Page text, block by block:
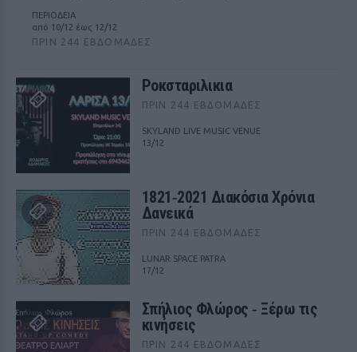
ΠΕΡΙΟΔΕΙΑ
από 10/12 έως 12/12
ΠΡΙΝ 244 ΕΒΔΟΜΆΔΕΣ
Ροκσταριλικια
ΠΡΙΝ 244 ΕΒΔΟΜΆΔΕΣ
SKYLAND LIVE MUSIC VENUE
13/12
1821‑2021 Διακόσια Χρόνια
Δανεικά
ΠΡΙΝ 244 ΕΒΔΟΜΆΔΕΣ
LUNAR SPACE PATRA
17/12
Σπήλιος Φλώρος ‑ Ξέρω τις
κινήσεις
ΠΡΙΝ 244 ΕΒΔΟΜΆΔΕΣ